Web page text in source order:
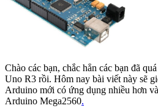
Chào các bạn, chắc hẳn các bạn đã
Uno R3 rồi. Hôm nay bài viết này sẽ
Arduino mới có ứng dụng nhiều hơn
Arduino Mega2560.